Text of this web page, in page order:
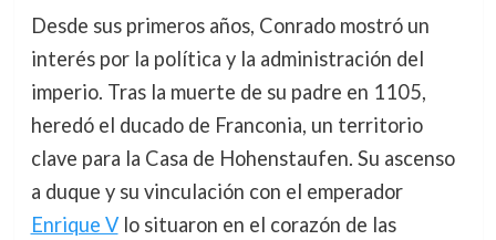
Desde sus primeros años, Conrado mostró un
interés por la política y la administración del
imperio. Tras la muerte de su padre en 1105,
heredó el ducado de Franconia, un territorio
clave para la Casa de Hohenstaufen. Su ascenso
a duque y su vinculación con el emperador
Enrique Vlo situaron en el corazón de las